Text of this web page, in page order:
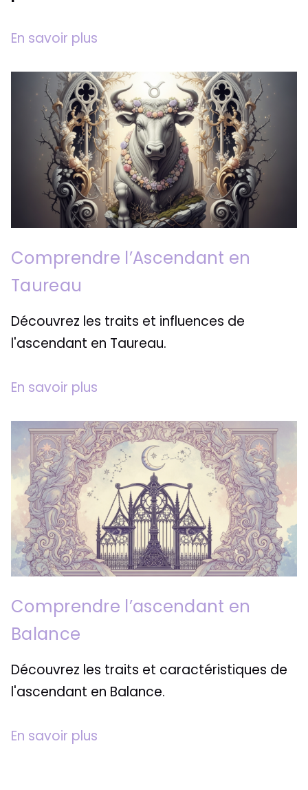
En savoir plus
Comprendre l’Ascendant en
Taureau
Découvrez les traits et influences de
l'ascendant en Taureau.
En savoir plus
Comprendre l’ascendant en
Balance
Découvrez les traits et caractéristiques de
l'ascendant en Balance.
En savoir plus